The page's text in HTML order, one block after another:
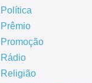
Política
Prêmio
Promoção
Rádio
Religião